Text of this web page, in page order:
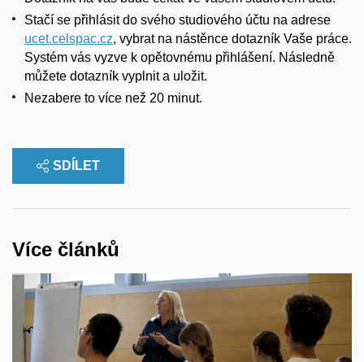
Stačí se přihlásit do svého studiového účtu na adrese
ucet.celspac.cz, vybrat na nástěnce dotazník Vaše práce.
Systém vás vyzve k opětovnému přihlášení. Následně
můžete dotazník vyplnit a uložit.
Nezabere to více než 20 minut.
SDÍLET
Více článků